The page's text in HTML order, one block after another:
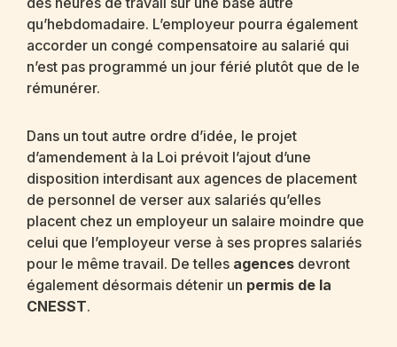
qu’hebdomadaire. L’employeur pourra également
accorder un congé compensatoire au salarié qui
n’est pas programmé un jour férié plutôt que de le
rémunérer.
Dans un tout autre ordre d’idée, le projet
d’amendement à la Loi prévoit l’ajout d’une
disposition interdisant aux agences de placement
de personnel de verser aux salariés qu’elles
placent chez un employeur un salaire moindre que
celui que l’employeur verse à ses propres salariés
pour le même travail. De telles agences devront
également désormais détenir un permis de la
CNESST.